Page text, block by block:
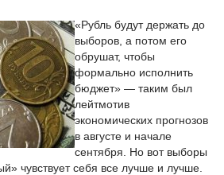
«Рубль будут держать до
выборов, а потом его
обрушат, чтобы
формально исполнить
бюджет» — таким был
лейтмотив
экономических прогнозов
в августе и начале
сентября. Но вот выборы
чувствует себя все лучше и лучше.